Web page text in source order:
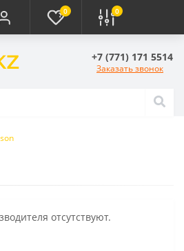
0 0
+7 (771) 171 5514
Заказать звонок
отсутствуют.